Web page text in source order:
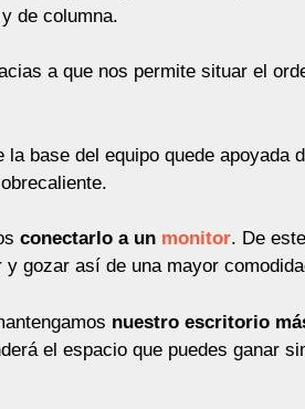
de columna.
a que nos permite situar el
base del equipo quede apoyada
conectarlo a un monitor. De
gozar así de una mayor
nuestro escritorio
el espacio que puedes ganar